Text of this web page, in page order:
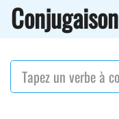
Conjugaison